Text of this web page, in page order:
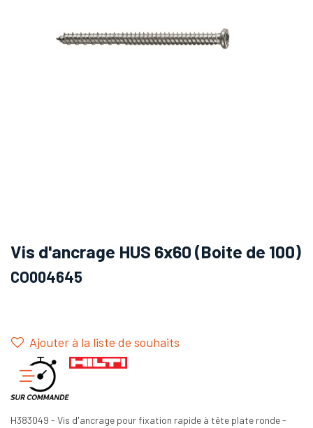
Vis d'ancrage HUS 6x60 (Boite de 100)
CO004645
Ajouter à la liste de souhaits
H383049 - Vis d'ancrage pour fixation rapide à tête plate ronde -